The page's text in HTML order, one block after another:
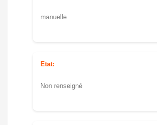
manuelle
Etat:
Non renseigné